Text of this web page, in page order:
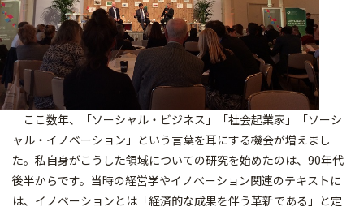
ここ数年、「ソーシャル・ビジネス」「社会起業家」「ソーシ
ャル・イノベーション」という言葉を耳にする機会が増えまし
た。私自身がこうした領域についての研究を始めたのは、90年代
後半からです。当時の経営学やイノベーション関連のテキストに
は、イノベーションとは「経済的な成果を伴う革新である」と定